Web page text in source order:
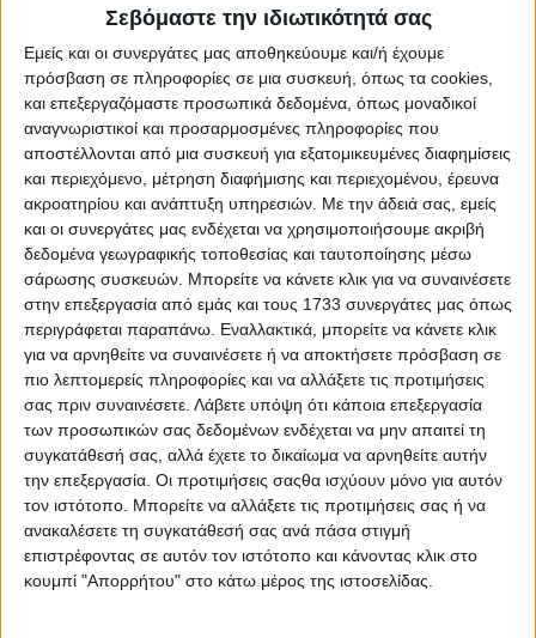
Σεβόμαστε την ιδιωτικότητά σας
Εμείς και οι συνεργάτες μας αποθηκεύουμε και/ή έχουμε
πρόσβαση σε πληροφορίες σε μια συσκευή, όπως τα cookies,
και επεξεργαζόμαστε προσωπικά δεδομένα, όπως μοναδικοί
αναγνωριστικοί και προσαρμοσμένες πληροφορίες που
αποστέλλονται από μια συσκευή για εξατομικευμένες διαφημίσεις
και περιεχόμενο, μέτρηση διαφήμισης και περιεχομένου, έρευνα
ακροατηρίου και ανάπτυξη υπηρεσιών. Με την άδειά σας, εμείς
και οι συνεργάτες μας ενδέχεται να χρησιμοποιήσουμε ακριβή
δεδομένα γεωγραφικής τοποθεσίας και ταυτοποίησης μέσω
σάρωσης συσκευών. Μπορείτε να κάνετε κλικ για να συναινέσετε
στην επεξεργασία από εμάς και τους 1733 συνεργάτες μας όπως
περιγράφεται παραπάνω. Εναλλακτικά, μπορείτε να κάνετε κλικ
για να αρνηθείτε να συναινέσετε ή να αποκτήσετε πρόσβαση σε
πιο λεπτομερείς πληροφορίες και να αλλάξετε τις προτιμήσεις
σας πριν συναινέσετε. Λάβετε υπόψη ότι κάποια επεξεργασία
των προσωπικών σας δεδομένων ενδέχεται να μην απαιτεί τη
συγκατάθεσή σας, αλλά έχετε το δικαίωμα να αρνηθείτε αυτήν
την επεξεργασία. Οι προτιμήσεις σαςθα ισχύουν μόνο για αυτόν
τον ιστότοπο. Μπορείτε να αλλάξετε τις προτιμήσεις σας ή να
ανακαλέσετε τη συγκατάθεσή σας ανά πάσα στιγμή
επιστρέφοντας σε αυτόν τον ιστότοπο και κάνοντας κλικ στο
κουμπί "Απορρήτου" στο κάτω μέρος της ιστοσελίδας.